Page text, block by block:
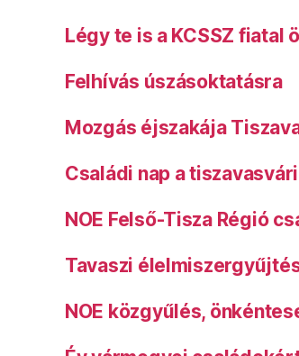
Légy te is a KCSSZ fiatal
Felhívás úszásoktatásra
Mozgás éjszakája
Családi nap a
NOE Felső-Tisza Régió
Tavaszi
NOE közgyűlés,